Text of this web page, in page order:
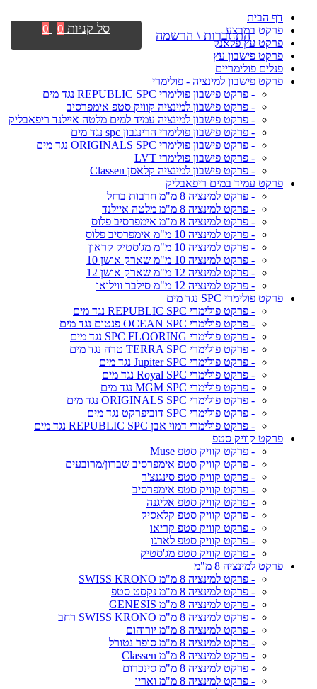
דף הבית
פרקט במבצע
פרקט עץ פלאנק
פרקט פישבון עץ
פנלים פולימריים
פרקט פישבון למינציה - פולימרי
- פרקט פישבון פולימרי REPUBLIC SPC נגד מים
- פרקט פישבון למינציה קוויק סטפ אימפרסיב
- פרקט פישבון למינציה עמיד למים מלטה איילנד ריפאבליק
- פרקט פישבון פולימרי הרינגבון spc נגד מים
- פרקט פישבון פולימרי ORIGINALS SPC נגד מים
- פרקט פישבון פולימרי LVT
- פרקט פישבון למינציה קלאסן Classen
פרקט עמיד במים ריפאבליק
- פרקט למינציה 8 מ"מ חרבות ברזל
- פרקט למינציה 8 מ"מ מלטה איילנד
- פרקט למינציה 8 מ"מ אימפרסיב פלוס
- פרקט למינציה 10 מ"מ אימפרסיב פלוס
- פרקט למינציה 10 מ"מ מג'סטיק קראון
- פרקט למינציה 10 מ"מ שארק אושן 10
- פרקט למינציה 12 מ"מ שארק אושן 12
- פרקט למינציה 12 מ"מ סילבר ווילואו
פרקט פולימרי SPC נגד מים
- פרקט פולימרי REPUBLIC SPC נגד מים
- פרקט פולימרי OCEAN SPC פנטום נגד מים
- פרקט פולימרי SPC FLOORING נגד מים
- פרקט פולימרי TERRA SPC טרה נגד מים
- פרקט פולימרי Jupiter SPC נגד מים
- פרקט פולימרי Royal SPC נגד מים
- פרקט פולימרי MGM SPC נגד מים
- פרקט פולימרי ORIGINALS SPC נגד מים
- פרקט פולימרי SPC דוביפרקט נגד מים
- פרקט פולימרי דמוי אבן REPUBLIC SPC נגד מים
פרקט קוויק סטפ
- פרקט קוויק סטפ Muse
- פרקט קוויק סטפ אימפרסיב שברון/מרובעים
- פרקט קוויק סטפ סינגנצ'ר
- פרקט קוויק סטפ אימפרסיב
- פרקט קוויק סטפ אליגנה
- פרקט קוויק סטפ קלאסיק
- פרקט קוויק סטפ קריאו
- פרקט קוויק סטפ לארגו
- פרקט קוויק סטפ מג'סטיק
פרקט למינציה 8 מ"מ
- פרקט למינציה 8 מ"מ SWISS KRONO
- פרקט למינציה 8 מ"מ נקסט סטפ
- פרקט למינציה 8 מ"מ GENESIS
- פרקט למינציה 8 מ"מ SWISS KRONO רחב
- פרקט למינציה 8 מ"מ יורוהום
- פרקט למינציה 8 מ"מ סופר נטורל
- פרקט למינציה 8 מ"מ Classen
- פרקט למינציה 8 מ"מ סינכרום
- פרקט למינציה 8 מ"מ ואריו
התחברות \ הרשמה סל קניות 0
0